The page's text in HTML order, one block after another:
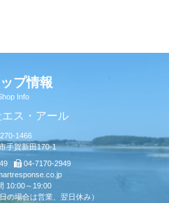
プ情報
Info
ス・アール
1466
手賀新田170-1
04-7170-2949
10:00～19:00
の場合は営業、翌日休み）